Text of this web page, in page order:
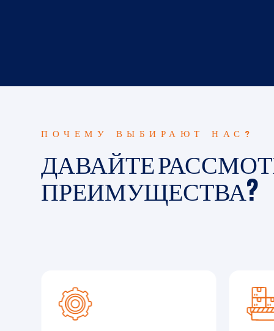
ПОЧЕМУ ВЫБИРАЮТ НАС?
ДАВАЙТЕ
ПРЕИМУЩЕСТВА?